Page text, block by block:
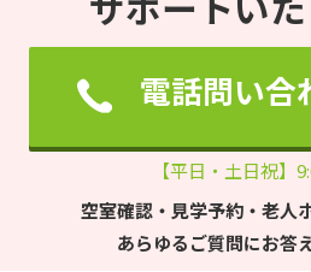
電話問い合
【平日・土日祝】
空室確認・見学予約・老人
あらゆるご質問にお答